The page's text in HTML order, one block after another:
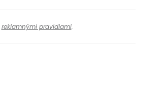
reklamnými pravidlami.